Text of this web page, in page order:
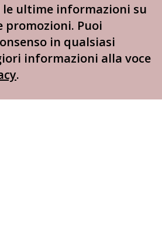
le ultime informazioni su
promozioni. Puoi
in qualsiasi
informazioni alla voce
.